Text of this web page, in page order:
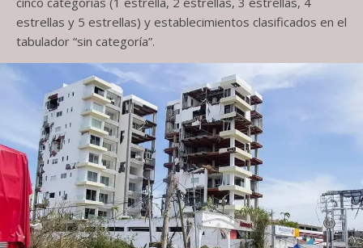
estrellas y 5 estrellas) y establecimientos clasificados en el
tabulador “sin categoría”.